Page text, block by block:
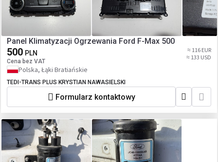
Panel Klimatyzacji Ogrzewania Ford F-Max 500
500 PLN
Cena bez VAT
≈ 116 EUR
≈ 133 USD
Polska, Łąki Bratiańskie
TEDI-TRANS PLUS KRYSTIAN NAWASIELSKI
Formularz kontaktowy